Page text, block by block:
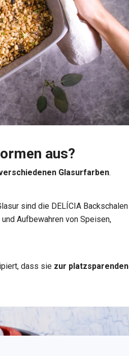
aus?
Glasurfarben.
sind die DELÍCIA Backschalen
Aufbewahren von Speisen,
dass sie zur platzsparenden